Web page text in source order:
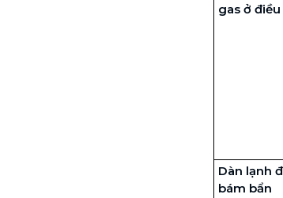
gas ở điều
Dàn lạnh
bám bẩn